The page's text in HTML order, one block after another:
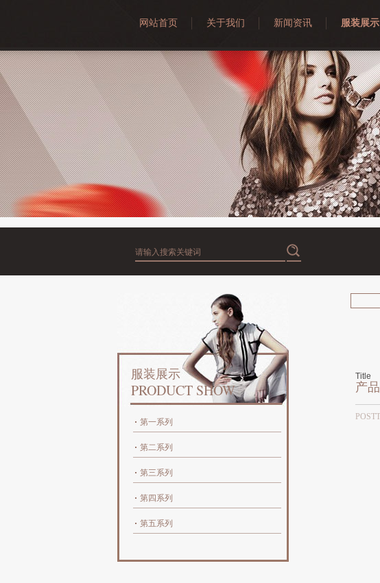
网站首页 关于我们 新闻资讯 服装展示
服装展示
PRODUCT SHOW
第一系列
第二系列
第三系列
第四系列
第五系列
Title
产